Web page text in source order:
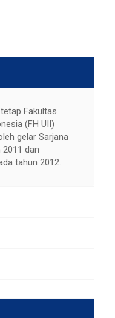
Fakultas
(FH UII)
gelar Sarjana
2011 dan
tahun 2012.